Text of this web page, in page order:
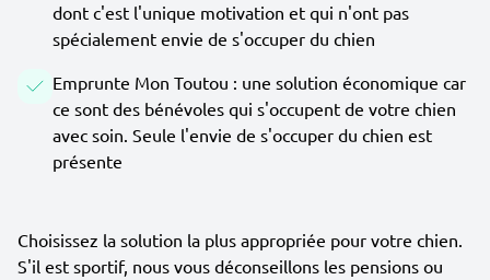
dont c'est l'unique motivation et qui n'ont pas
spécialement envie de s'occuper du chien
Emprunte Mon Toutou : une solution économique car
ce sont des bénévoles qui s'occupent de votre chien
avec soin. Seule l'envie de s'occuper du chien est
présente
Choisissez la solution la plus appropriée pour votre chien.
S'il est sportif, nous vous déconseillons les pensions ou